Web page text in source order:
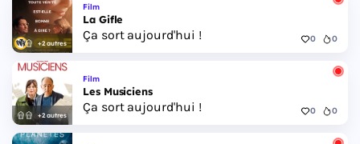
+2 autres
Film
La Gifle
Ça sort aujourd'hui ! 0 0
+2 autres
Film
Les Musiciens
Ça sort aujourd'hui ! 0 0